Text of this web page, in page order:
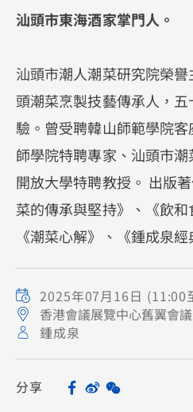
汕頭市東海酒家掌門人。
汕頭市潮人潮菜研究院榮
頭潮菜烹製技藝傳承人，
驗。曾受聘韓山師範學院
師學院特聘專家、汕頭市
開放大學特聘教授。 出版
菜的傳承與堅持》、《飲
《潮菜心解》、《鍾成泉
2025年07月16日 (11:00
香港會議展覽中心舊翼會
鍾成泉
分享 Facebook
SinaWeChat